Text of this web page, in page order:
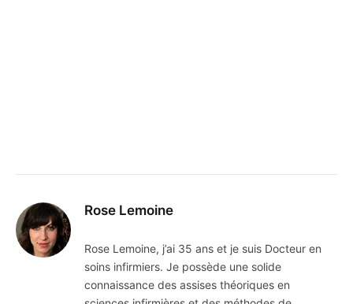
Rose Lemoine
Rose Lemoine, j’ai 35 ans et je suis Docteur en
soins infirmiers. Je possède une solide
connaissance des assises théoriques en